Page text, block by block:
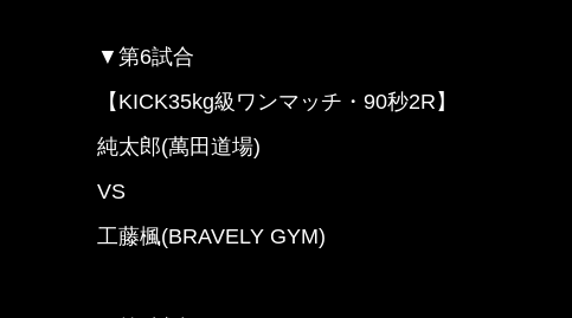
▼第6試合
【KICK35kg級ワンマッチ・90秒2R】
純太郎(萬田道場)
VS
工藤楓(BRAVELY GYM)